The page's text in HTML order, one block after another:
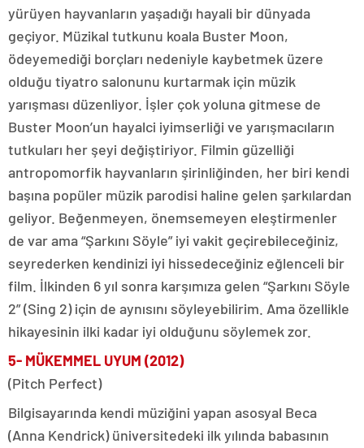
yürüyen hayvanların yaşadığı hayali bir dünyada
geçiyor. Müzikal tutkunu koala Buster Moon,
ödeyemediği borçları nedeniyle kaybetmek üzere
olduğu tiyatro salonunu kurtarmak için müzik
yarışması düzenliyor. İşler çok yoluna gitmese de
Buster Moon’un hayalci iyimserliği ve yarışmacıların
tutkuları her şeyi değiştiriyor. Filmin güzelliği
antropomorfik hayvanların şirinliğinden, her biri kendi
başına popüler müzik parodisi haline gelen şarkılardan
geliyor. Beğenmeyen, önemsemeyen eleştirmenler
de var ama “Şarkını Söyle” iyi vakit geçirebileceğiniz,
seyrederken kendinizi iyi hissedeceğiniz eğlenceli bir
film. İlkinden 6 yıl sonra karşımıza gelen “Şarkını Söyle
2” (Sing 2) için de aynısını söyleyebilirim. Ama özellikle
hikayesinin ilki kadar iyi olduğunu söylemek zor.
5- MÜKEMMEL UYUM (2012)
(Pitch Perfect)
Bilgisayarında kendi müziğini yapan asosyal Beca
(Anna Kendrick) üniversitedeki ilk yılında babasının